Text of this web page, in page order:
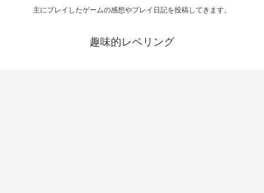
主にプレイしたゲームの感想やプレイ日記を投稿してきます。
趣味的レベリング